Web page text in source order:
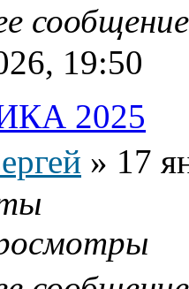
19:50
2025
» 17